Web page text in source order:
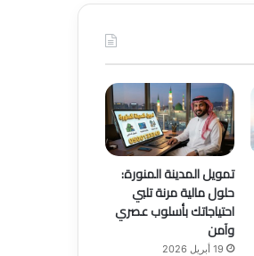
u
T
u
b
e
ت
ق
ر
ا
م
تمويل المدينة المنورة:
حلول مالية مرنة تلبي
احتياجاتك بأسلوب عصري
وآمن
19 أبريل 2026